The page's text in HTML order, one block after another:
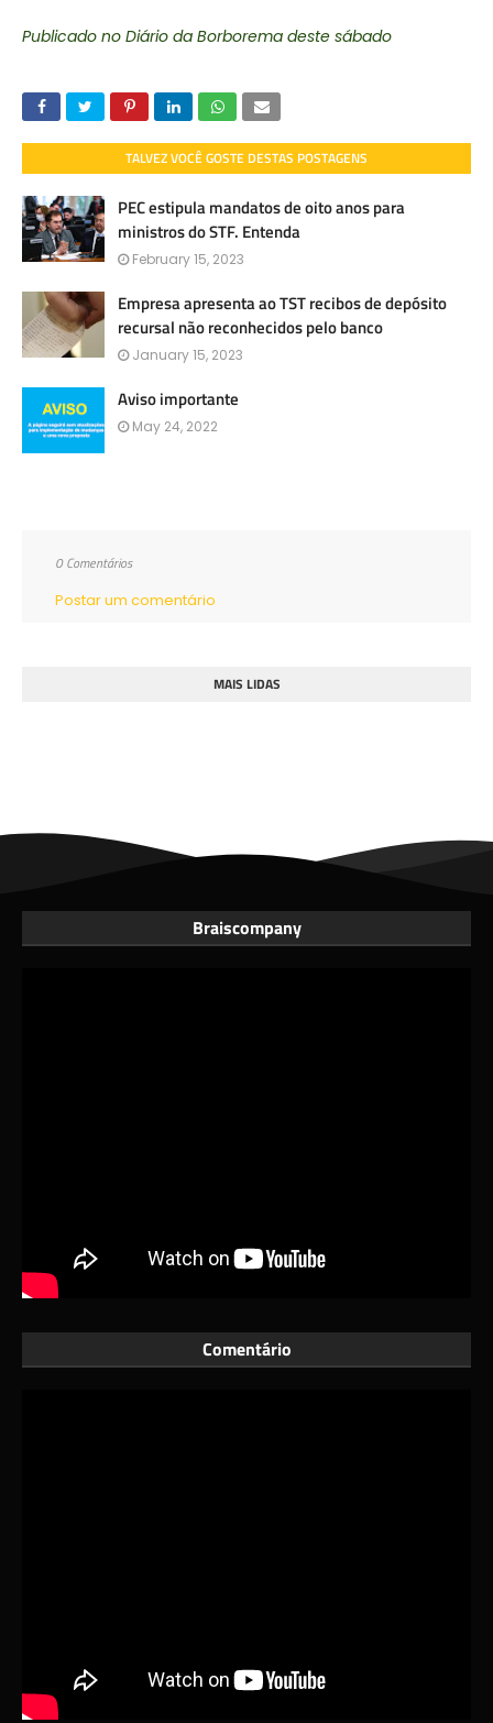
Publicado no Diário da Borborema deste sábado
TALVEZ VOCÊ GOSTE DESTAS POSTAGENS
PEC estipula mandatos de oito anos para
ministros do STF. Entenda
February 15, 2023
Empresa apresenta ao TST recibos de depósito
recursal não reconhecidos pelo banco
January 15, 2023
Aviso importante
May 24, 2022
0 Comentários
Postar um comentário
MAIS LIDAS
Braiscompany
Comentário